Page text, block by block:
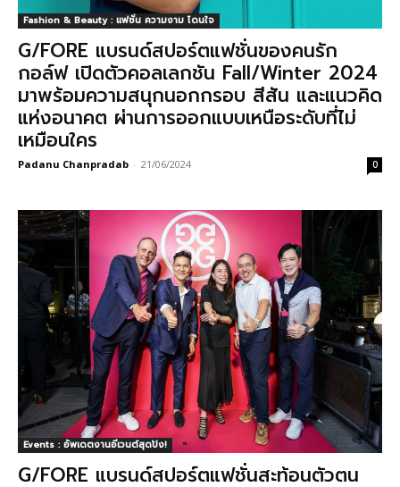
Fashion & Beauty : แฟชั่น ความงาม โดนใจ
G/FORE แบรนด์สปอร์ตแฟชั่นของคนรัก
กอล์ฟ เปิดตัวคอลเลกชัน Fall/Winter 2024
มาพร้อมความสนุกนอกกรอบ สีสัน และแนวคิด
แห่งอนาคต ผ่านการออกแบบเหนือระดับที่ไม่
เหมือนใคร
Padanu Chanpradab - 21/06/2024 0
Events : อัพเดตงานอีเวนต์สุดปัง!
G/FORE แบรนด์สปอร์ตแฟชั่นสะท้อนตัวตน